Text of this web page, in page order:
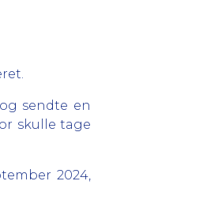
sendte en
skulle tage
2024,